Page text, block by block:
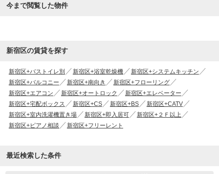
今まで閲覧した物件
新宿区の賃貸を探す
新宿区+バストイレ別 新宿区+浴室乾燥機
新宿区+システムキッチン
新宿区+バルコニー
新宿区+南向き
新宿区+フローリング
新宿区+エアコン
新宿区+オートロック
新宿区+エレベーター
新宿区+宅配ボックス
新宿区+CS 新宿区+BS
新宿区+CATV
新宿区+室内洗濯機置き場
新宿区+即入居可
新宿区+２Ｆ以上
新宿区+ピアノ相談
新宿区+フリーレント
最近検索した条件